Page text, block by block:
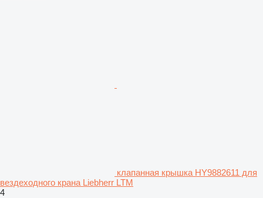
клапанная крышка HY9882611 для
вездеходного крана Liebherr LTM
4